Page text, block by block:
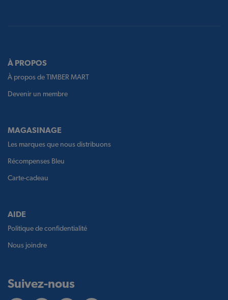
À PROPOS
À propos de TIMBER MART
Devenir un membre
MAGASINAGE
Les marques que nous distribuons
Récompenses Bleu
Carte-cadeau
AIDE
Politique de confidentialité
Nous joindre
Suivez-nous